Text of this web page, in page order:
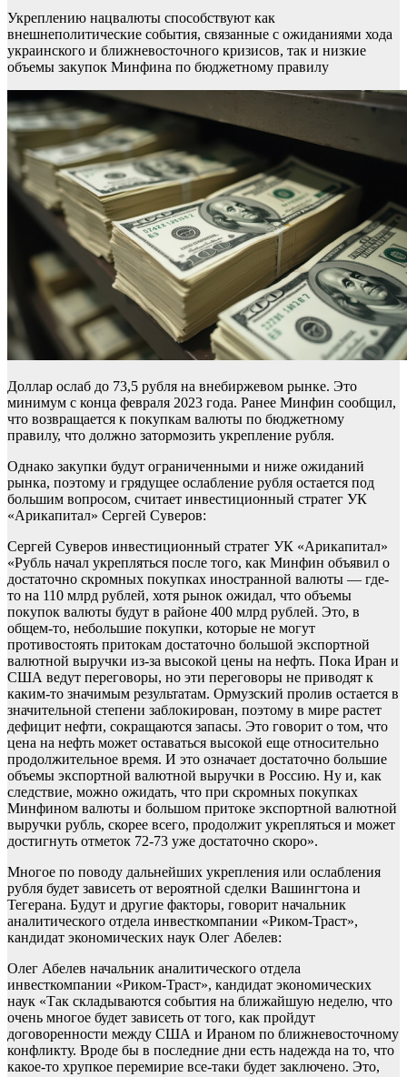
Укреплению нацвалюты способствуют как
внешнеполитические события, связанные с ожиданиями хода
украинского и ближневосточного кризисов, так и низкие
объемы закупок Минфина по бюджетному правилу
Доллар ослаб до 73,5 рубля на внебиржевом рынке. Это
минимум с конца февраля 2023 года. Ранее Минфин сообщил,
что возвращается к покупкам валюты по бюджетному
правилу, что должно затормозить укрепление рубля.
Однако закупки будут ограниченными и ниже ожиданий
рынка, поэтому и грядущее ослабление рубля остается под
большим вопросом, считает инвестиционный стратег УК
«Арикапитал» Сергей Суверов:
Сергей Суверов инвестиционный стратег УК «Арикапитал»
«Рубль начал укрепляться после того, как Минфин объявил о
достаточно скромных покупках иностранной валюты — где-
то на 110 млрд рублей, хотя рынок ожидал, что объемы
покупок валюты будут в районе 400 млрд рублей. Это, в
общем-то, небольшие покупки, которые не могут
противостоять притокам достаточно большой экспортной
валютной выручки из-за высокой цены на нефть. Пока Иран и
США ведут переговоры, но эти переговоры не приводят к
каким-то значимым результатам. Ормузский пролив остается в
значительной степени заблокирован, поэтому в мире растет
дефицит нефти, сокращаются запасы. Это говорит о том, что
цена на нефть может оставаться высокой еще относительно
продолжительное время. И это означает достаточно большие
объемы экспортной валютной выручки в Россию. Ну и, как
следствие, можно ожидать, что при скромных покупках
Минфином валюты и большом притоке экспортной валютной
выручки рубль, скорее всего, продолжит укрепляться и может
достигнуть отметок 72-73 уже достаточно скоро».
Многое по поводу дальнейших укрепления или ослабления
рубля будет зависеть от вероятной сделки Вашингтона и
Тегерана. Будут и другие факторы, говорит начальник
аналитического отдела инвесткомпании «Риком-Траст»,
кандидат экономических наук Олег Абелев:
Олег Абелев начальник аналитического отдела
инвесткомпании «Риком-Траст», кандидат экономических
наук «Так складываются события на ближайшую неделю, что
очень многое будет зависеть от того, как пройдут
договоренности между США и Ираном по ближневосточному
конфликту. Вроде бы в последние дни есть надежда на то, что
какое-то хрупкое перемирие все-таки будет заключено. Это,